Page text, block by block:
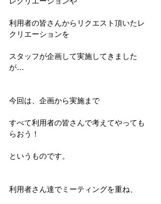
利用者の皆さんからリクエスト頂いたレ
クリエーションを
スタッフが企画して実施してきました
が…
今回は、企画から実施まで
すべて利用者の皆さんで考えてやっても
らおう！
というものです。
利用者さん達でミーティングを重ね、